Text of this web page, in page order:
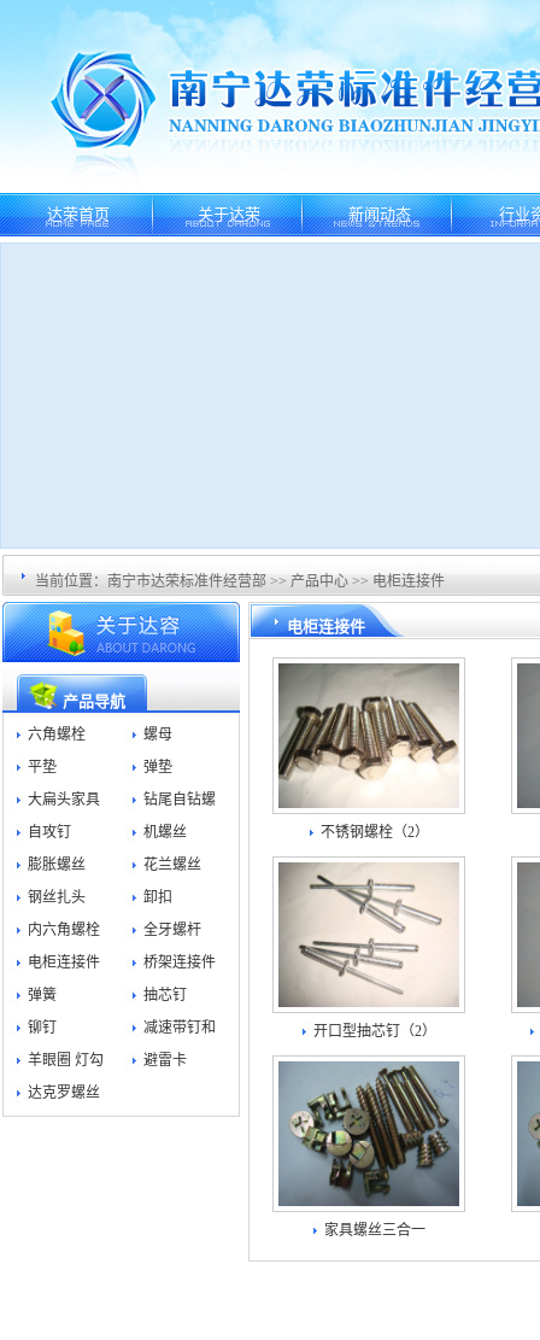
达荣首页 关于达荣 新闻动态 行业
当前位置： 南宁市达荣标准件经营部 >> 产品中心 >> 电柜连接件
产品导航
六角螺栓
螺母
平垫
弹垫
大扁头家具
钻尾自钻螺
自攻钉
机螺丝
膨胀螺丝
花兰螺丝
钢丝扎头
卸扣
内六角螺栓
全牙螺杆
电柜连接件
桥架连接件
弹簧
抽芯钉
铆钉
减速带钉和
羊眼圈 灯勾
避雷卡
达克罗螺丝
电柜连接件
不锈钢螺栓（2）
开口型抽芯钉（2）
家具螺丝三合一